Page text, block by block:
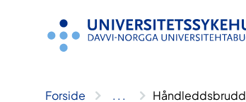
Forside .. . Håndleddsbrudd